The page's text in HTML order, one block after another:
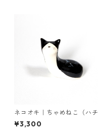
ネコオキ｜ちゃめねこ（ハチ
ワレ）【受注生産・予約受付
中】
¥3,300